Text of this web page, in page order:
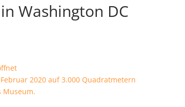
Washington DC
2020 auf 3.000 Quadratmetern
Museum.